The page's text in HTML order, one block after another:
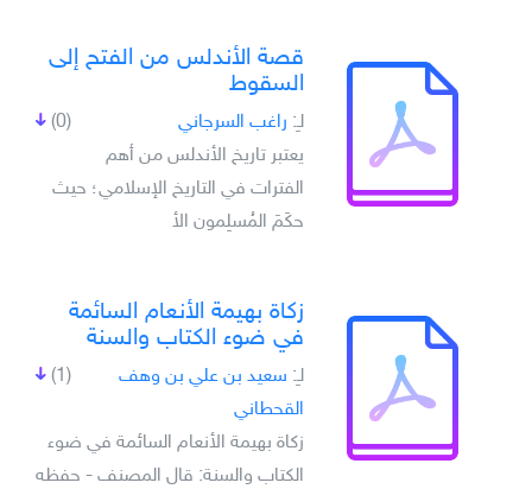
قصة الأندلس من الفتح إلى
السقوط
(0) لـِ: راغب السرجاني
يعتبر تاريخ الأندلس من أهم
الفترات في التاريخ الإسلامي؛ حيث
حكَمَ المُسلِمون الأ
زكاة بهيمة الأنعام السائمة
في ضوء الكتاب والسنة
(1) لـِ: سعيد بن علي بن وهف
القحطاني
زكاة بهيمة الأنعام السائمة في ضوء
الكتاب والسنة: قال المصنف - حفظه